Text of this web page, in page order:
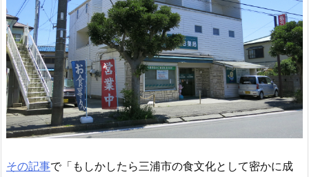
その記事で「もしかしたら三浦市の食文化として密かに成